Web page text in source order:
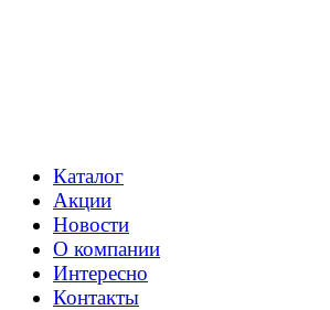
Каталог
Акции
Новости
О компании
Интересно
Контакты